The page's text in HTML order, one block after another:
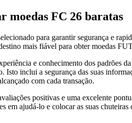
moedas FC 26 baratas
para garantir segurança e
mais fiável para obter moedas
e conhecimento dos padrões
Isto inclui a segurança das suas
com cada transação.
positivas e uma excelente
em ajudá-lo e colocar as suas